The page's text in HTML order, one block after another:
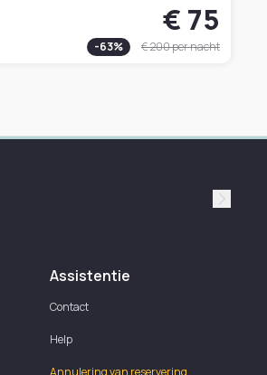
€ 75
-63% € 200per nacht
Assistentie
Contact
Help
Annulering van reservering